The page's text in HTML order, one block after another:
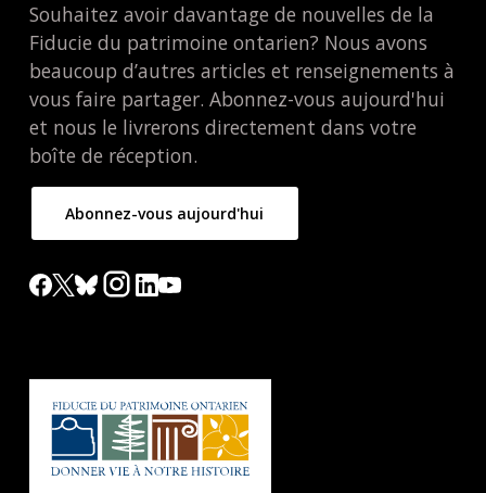
Souhaitez avoir davantage de nouvelles de la
Fiducie du patrimoine ontarien? Nous avons
beaucoup d’autres articles et renseignements à
vous faire partager. Abonnez-vous aujourd'hui
et nous le livrerons directement dans votre
boîte de réception.
Abonnez-vous aujourd'hui